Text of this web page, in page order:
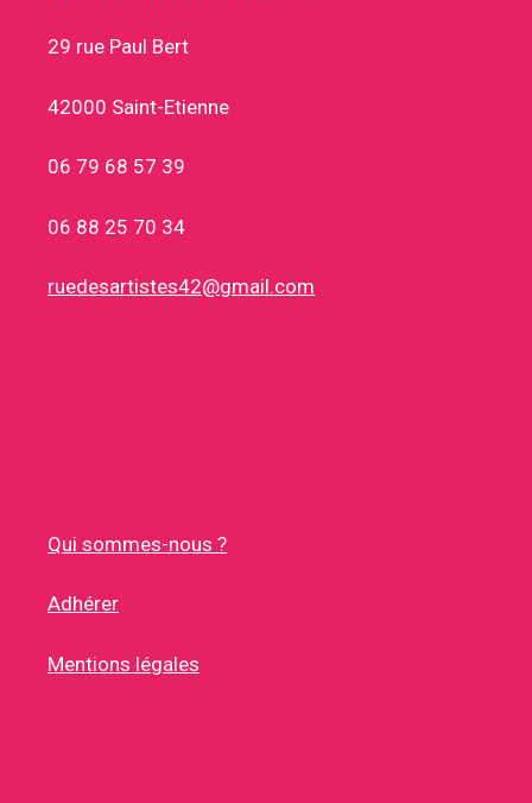
29 rue Paul Bert
42000 Saint-Etienne
06 79 68 57 39
06 88 25 70 34
ruedesartistes42@gmail.com
Qui sommes-nous ?
Adhérer
Mentions légales